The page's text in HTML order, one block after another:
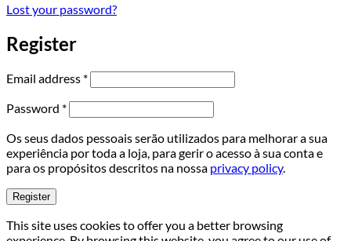
Lost your password?
Register
Email address *Required
Password *Required
Os seus dados pessoais serão utilizados para melhorar a sua
experiência por toda a loja, para gerir o acesso à sua conta e
para os propósitos descritos na nossa privacy policy.
Register
This site uses cookies to offer you a better browsing